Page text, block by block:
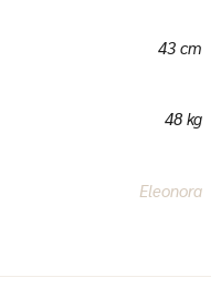
43 cm
48 kg
Eleonora